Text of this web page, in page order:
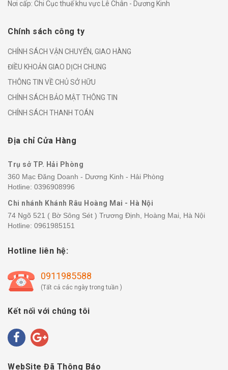
Nơi cấp: Chi Cục thuế khu vực Lê Chân - Dương Kinh
Chính sách công ty
CHÍNH SÁCH VẬN CHUYỂN, GIAO HÀNG
ĐIỀU KHOẢN GIAO DỊCH CHUNG
THÔNG TIN VỀ CHỦ SỞ HỮU
CHÍNH SÁCH BẢO MẬT THÔNG TIN
CHÍNH SÁCH THANH TOÁN
Địa chỉ Cửa Hàng
Trụ sở TP. Hải Phòng
360 Mạc Đăng Doanh - Dương Kinh - Hải Phòng
Hotline: 0396908996
Chi nhánh Khánh Râu Hoàng Mai - Hà Nội
74 Ngõ 521 ( Bờ Sông Sét ) Trương Định, Hoàng Mai, Hà Nội
Hotline: 0961985151
Hotline liên hệ:
0911985588
(Tất cả các ngày trong tuần )
Kết nối với chúng tôi
WebSite Đã Thông Báo